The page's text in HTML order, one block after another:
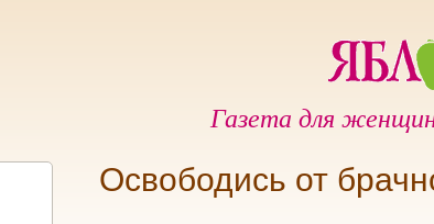
Газета для
Освободись от